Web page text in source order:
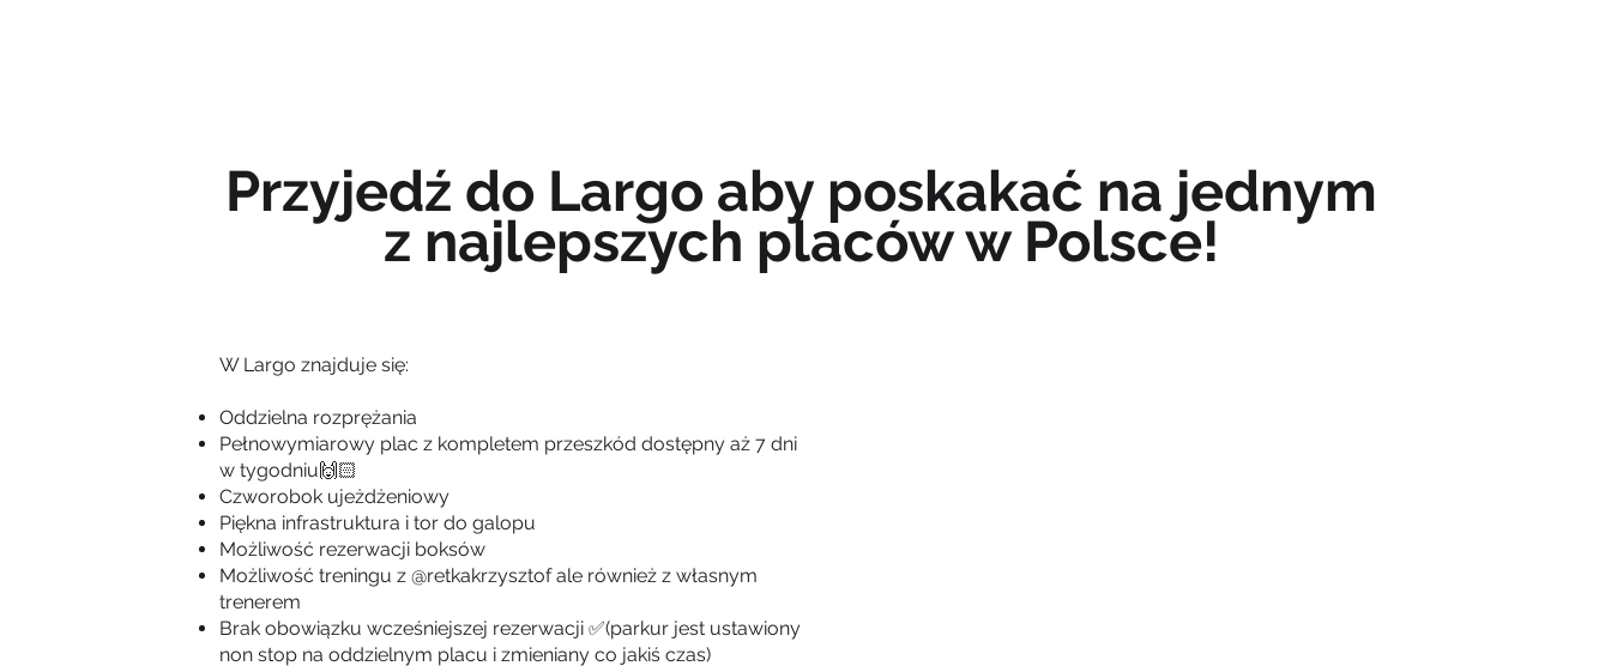
Przyjedź do Largo aby poskakać na jednym
z najlepszych placów w Polsce!
W Largo znajduje się:
Oddzielna rozprężania
Pełnowymiarowy plac z kompletem przeszkód dostępny aż 7 dni
w tygodniu🙌🏻
Czworobok ujeżdżeniowy
Piękna infrastruktura i tor do galopu
Możliwość rezerwacji boksów
Możliwość treningu z @retkakrzysztof ale również z własnym
trenerem
Brak obowiązku wcześniejszej rezerwacji ✅(parkur jest ustawiony
non stop na oddzielnym placu i zmieniany co jakiś czas)